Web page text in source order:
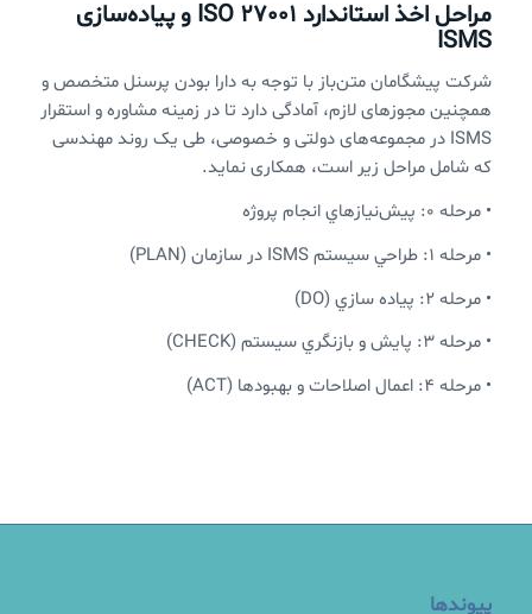
مراحل اخذ استاندارد ISO 27001 و پیاده‌سازی
ISMS
شرکت پیشگامان متن‌باز با توجه به دارا بودن پرسنل متخصص و
همچنین مجوزهای لازم، آمادگی دارد تا در زمینه مشاوره و استقرار
ISMS در مجموعه‌های دولتی و خصوصی، طی یک روند مهندسی
که شامل مراحل زیر است، همکاری نماید.
• مرحله 0: پيش‌نيازهاي انجام پروژه
• مرحله 1: طراحي سيستم ISMS در سازمان (PLAN)
• مرحله 2: پياده سازي (DO)
• مرحله 3: پايش و بازنگري سيستم (CHECK)
• مرحله 4: اعمال اصلاحات و بهبودها (ACT)
پیوندها